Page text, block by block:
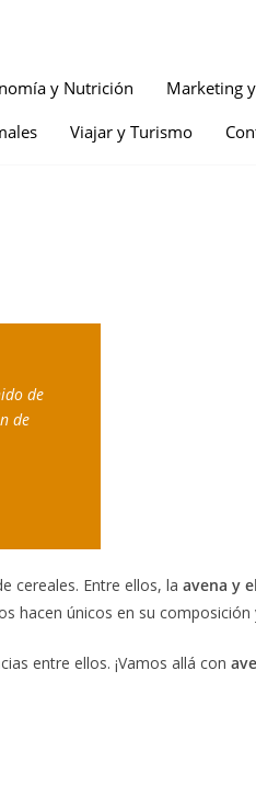
y Nutrición
Marketing
Viajar y Turismo
de
de
cereales. Entre ellos, la avena y
hacen únicos en su composición
entre ellos. ¡Vamos allá con